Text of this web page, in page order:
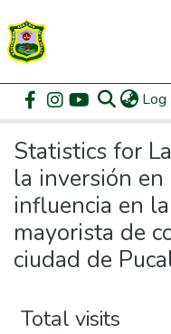
Log
Communities &
All of DSpace
Home Statistics
Statistics for
la inversión
influencia en
mayorista de
ciudad de
Total visits